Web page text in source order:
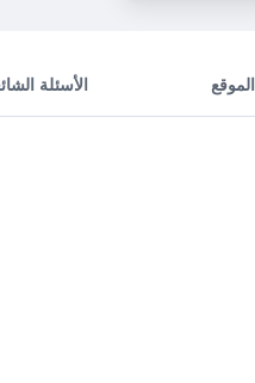
الموقع الأسئلة